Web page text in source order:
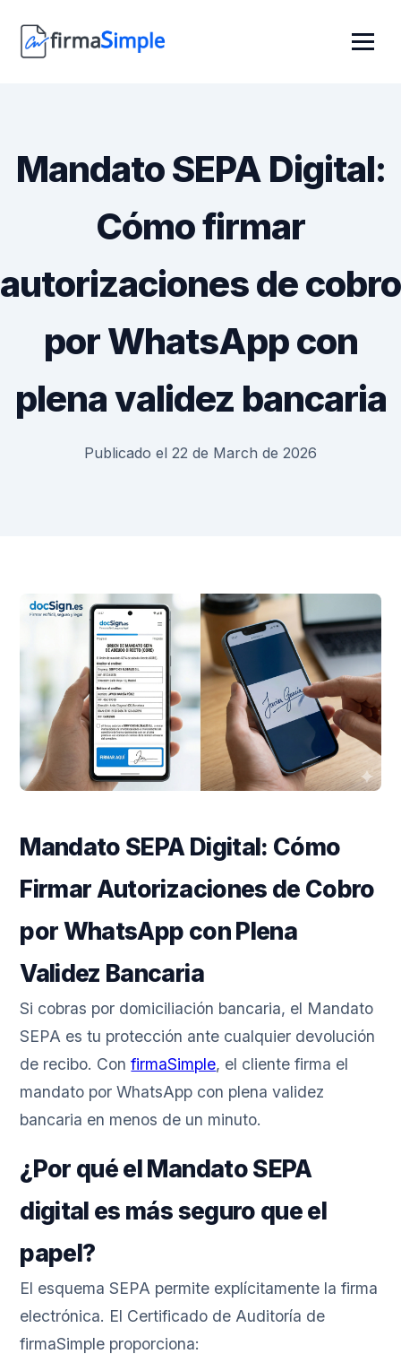
Mandato SEPA Digital:
Cómo firmar
autorizaciones de cobro
por WhatsApp con
plena validez bancaria
Publicado el 22 de March de 2026
Mandato SEPA Digital: Cómo
Firmar Autorizaciones de Cobro
por WhatsApp con Plena
Validez Bancaria
Si cobras por domiciliación bancaria, el Mandato
SEPA es tu protección ante cualquier devolución
de recibo. ConfirmaSimple, el cliente firma el
mandato por WhatsApp con plena validez
bancaria en menos de un minuto.
¿Por qué el Mandato SEPA
digital es más seguro que el
papel?
El esquema SEPA permite explícitamente la firma
electrónica. El Certificado de Auditoría de
firmaSimple proporciona: